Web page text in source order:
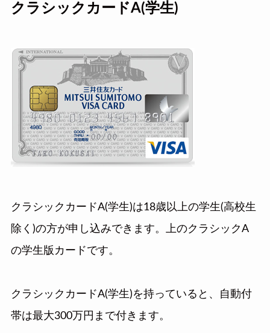
クラシックカードA(学生)
クラシックカードA(学生)は18歳以上の学生(高校生
除く)の方が申し込みできます。上のクラシックA
の学生版カードです。
クラシックカードA(学生)を持っていると、自動付
帯は最大300万円まで付きます。